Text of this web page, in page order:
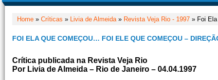
Home » Críticas » Livia de Almeida» Revista Veja Rio - 1997 » Foi
FOI ELA QUE COMEÇOU… FOI ELE QUE COMEÇOU –
Crítica publicada na Revista Veja Rio
Por Livia de Almeida – Rio de Janeiro – 04.04.1997